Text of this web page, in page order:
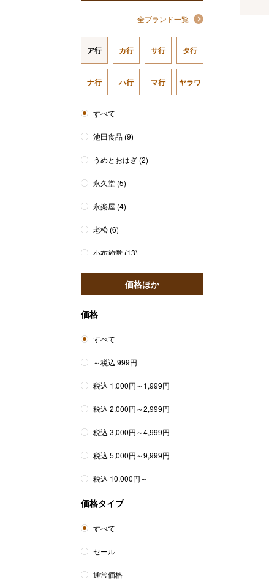
全ブランド一覧
ア行 カ行 サ行 タ行
ナ行 ハ行 マ行 ヤラワ
すべて
池田食品 (9)
うめとおはぎ (2)
永久堂 (5)
永楽屋 (4)
老松 (6)
小布施堂 (13)
価格ほか
価格
すべて
～税込 999円
税込 1,000円～1,999円
税込 2,000円～2,999円
税込 3,000円～4,999円
税込 5,000円～9,999円
税込 10,000円～
価格タイプ
すべて
セール
通常価格